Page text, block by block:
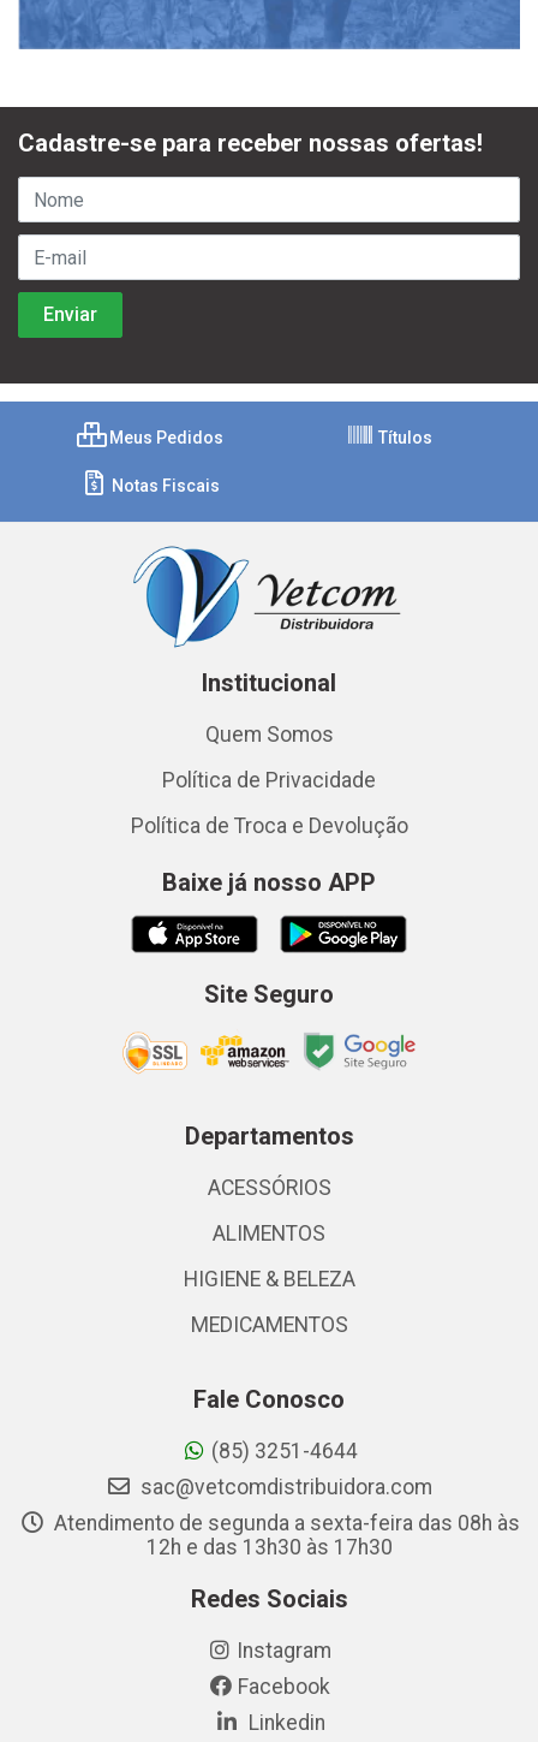
Cadastre-se para receber nossas ofertas!
Meus Pedidos Títulos
Notas Fiscais
Institucional
Quem Somos
Política de Privacidade
Política de Troca e Devolução
Baixe já nosso APP
Site Seguro
Departamentos
ACESSÓRIOS
ALIMENTOS
HIGIENE & BELEZA
MEDICAMENTOS
Fale Conosco
(85) 3251-4644
sac@vetcomdistribuidora.com
Atendimento de segunda a sexta-feira das 08h às
12h e das 13h30 às 17h30
Redes Sociais
Instagram
Facebook
Linkedin